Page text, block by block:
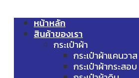
หน้าหลัก
สินค้าของเรา
กระเป๋าผ้า
กระเป๋าผ้าแคนวาส
กระเป๋าผ้ากระสอบ